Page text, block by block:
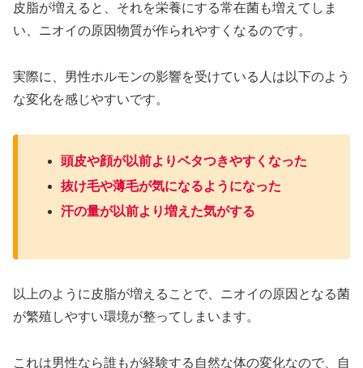
皮脂が増えると、それを栄養にする常在菌も増えてしま
い、ニオイの原因物質が作られやすくなるのです。
実際に、男性ホルモンの影響を受けている人は以下のよう
な変化を感じやすいです。
頭皮や顔が以前よりベタつきやすくなった
抜け毛や薄毛が気になるようになった
汗の量が以前より増えた気がする
以上のように皮脂が増えることで、ニオイの原因となる菌
が繁殖しやすい環境が整ってしまいます。
これは男性なら誰もが経験する自然な体の変化なので、自